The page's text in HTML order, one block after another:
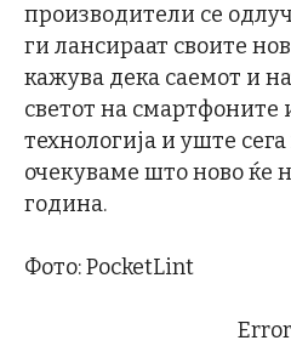
производители се
ги лансираат своите
кажува дека саемот и
светот на смартфоните
технологија и уште
очекуваме што ново ќе
година.
Фото: PocketLint